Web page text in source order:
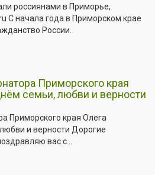
россиянами в Приморье,
С начала года в Приморском крае
России.
Приморского края
семьи, любви и верности
Приморского края Олега
и верности Дорогие
вас с...